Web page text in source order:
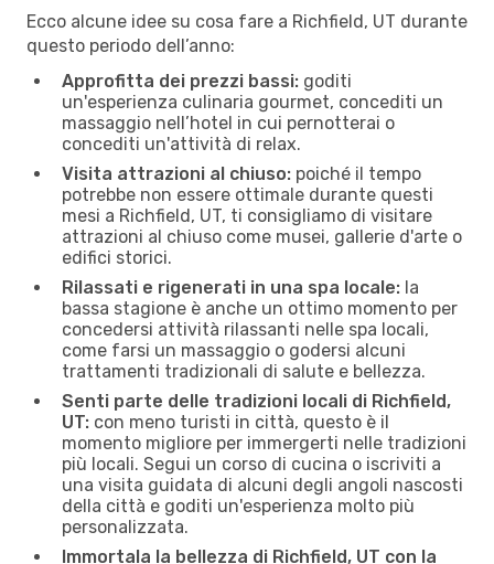
Ecco alcune idee su cosa fare a Richfield, UT durante
questo periodo dell’anno:
Approfitta dei prezzi bassi: goditi
un'esperienza culinaria gourmet, concediti un
massaggio nell’hotel in cui pernotterai o
concediti un'attività di relax.
Visita attrazioni al chiuso: poiché il tempo
potrebbe non essere ottimale durante questi
mesi a Richfield, UT, ti consigliamo di visitare
attrazioni al chiuso come musei, gallerie d'arte o
edifici storici.
Rilassati e rigenerati in una spa locale: la
bassa stagione è anche un ottimo momento per
concedersi attività rilassanti nelle spa locali,
come farsi un massaggio o godersi alcuni
trattamenti tradizionali di salute e bellezza.
Senti parte delle tradizioni locali di Richfield,
UT: con meno turisti in città, questo è il
momento migliore per immergerti nelle tradizioni
più locali. Segui un corso di cucina o iscriviti a
una visita guidata di alcuni degli angoli nascosti
della città e goditi un'esperienza molto più
personalizzata.
Immortala la bellezza di Richfield, UT con la